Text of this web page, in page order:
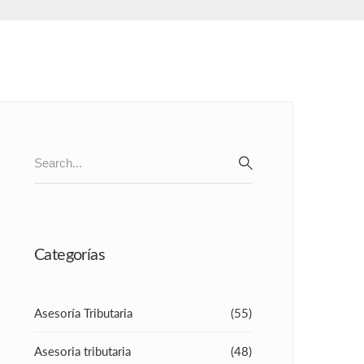
for:
Categorías
Asesoría Tributaria (55)
Asesoria tributaria (48)